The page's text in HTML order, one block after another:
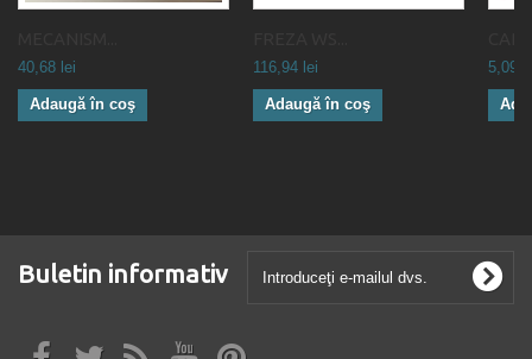
40,68 lei
Adaugă în coş
116,94 lei
Adaugă în coş
5,09
Buletin informativ